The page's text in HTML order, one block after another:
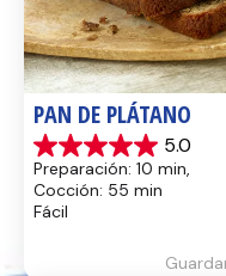
PAN DE PLÁTANO
5.0
5.0
de
5
estrellas.
Preparación: 10 min,
Cocción: 55 min
Fácil